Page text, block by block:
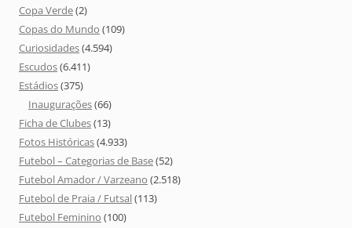
Copa Verde(2)
Copas do Mundo (109)
Curiosidades(4.594)
Escudos(6.411)
Estádios(375)
Inaugurações(66)
Ficha de Clubes(13)
Fotos Históricas(4.933)
Futebol – Categorias de Base(52)
Futebol Amador / Varzeano (2.518)
Futebol de Praia / Futsal(113)
Futebol Feminino (100)